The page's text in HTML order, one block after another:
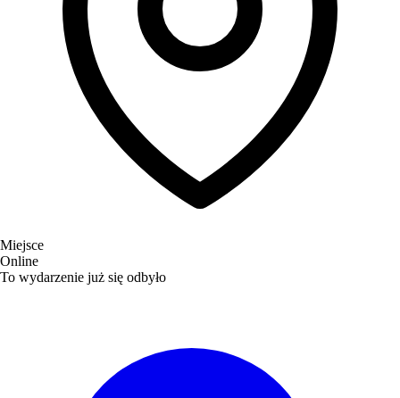
Miejsce
Online
To wydarzenie już się odbyło